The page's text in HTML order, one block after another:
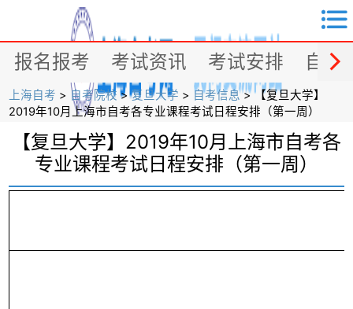

报名报考 考试资讯 考试安排 自考

上海自考 > 自考院校 >复旦大学 > 自考信息> 【复旦大学】
2019年10月上海市自考各专业课程考试日程安排（第一周）
【复旦大学】2019年10月上海市自考各
专业课程考试日程安排（第一周）